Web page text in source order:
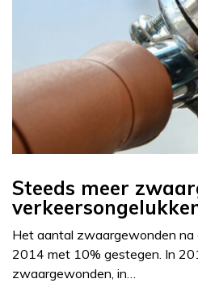
Steeds meer
Het aantal zwaargewonden na
2014 met 10% gestegen. In
zwaargewonden, in…